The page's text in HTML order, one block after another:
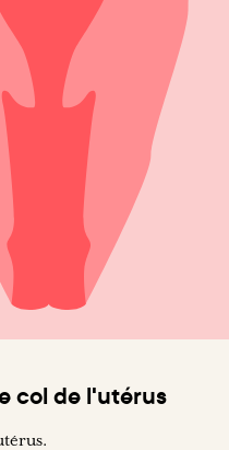
col de l'utérus